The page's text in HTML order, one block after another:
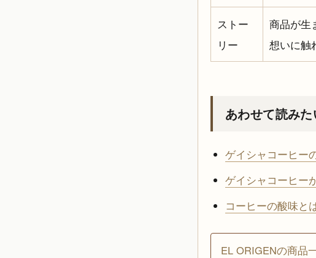
ストー
リー
商品が生
想いに触
あわせて読み
ゲイシャコーヒー
ゲイシャコーヒー
コーヒーの酸味と
EL ORIGENの商品